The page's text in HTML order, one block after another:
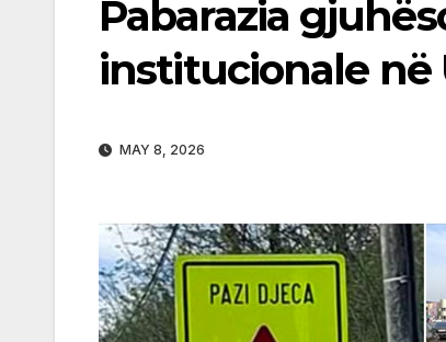
Pabarazia
institucionale në
MAY 8, 2026